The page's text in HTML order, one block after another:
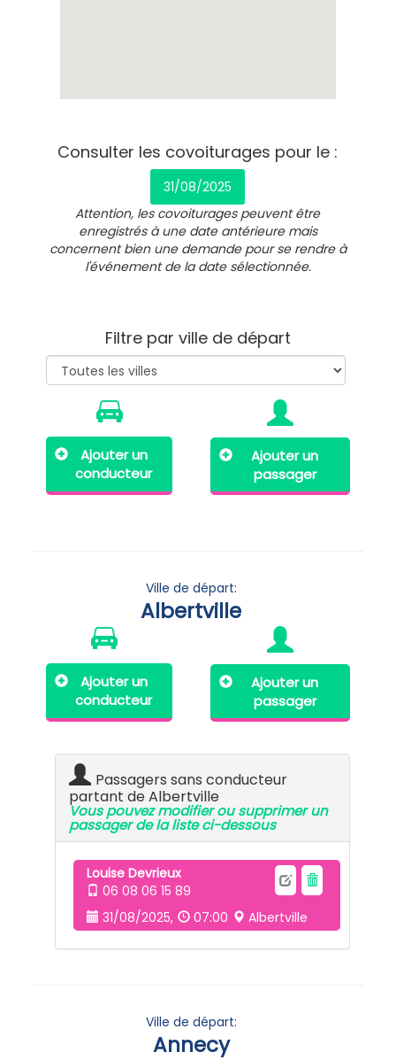
Consulter les covoiturages pour le :
31/08/2025
Attention, les covoiturages peuvent être
enregistrés à une date antérieure mais
concernent bien une demande pour se rendre à
l'événement de la date sélectionnée.
Filtre par ville de départ
Ajouter un
conducteur
Ajouter un
passager
Ville de départ:
Albertville
Ajouter un
conducteur
Ajouter un
passager
Passagers sans conducteur
partant de Albertville
Vous pouvez modifier ou supprimer un
passager de la liste ci-dessous
Louise Devrieux
06 08 06 15 89
31/08/2025,
07:00 Albertville
Ville de départ:
Annecy